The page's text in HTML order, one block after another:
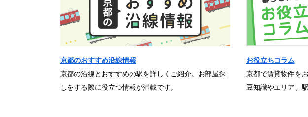
京都のおすすめ沿線情報
京都の沿線とおすすめの駅を詳しくご紹介。お部屋探
しをする際に役立つ情報が満載です。
お役立ちコラム
京都で賃貸物件を
豆知識やエリア、